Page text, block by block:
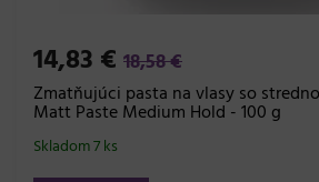
14,83 € 18,58 €
Zmatňujúci pasta na vlasy so
Matt Paste Medium Hold - 100 g
Skladom 7 ks